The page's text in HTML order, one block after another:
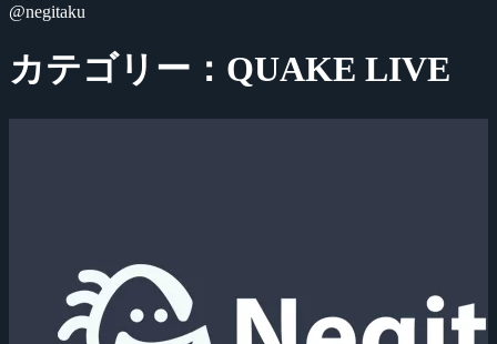
@negitaku
カテゴリー：QUAKE LIVE